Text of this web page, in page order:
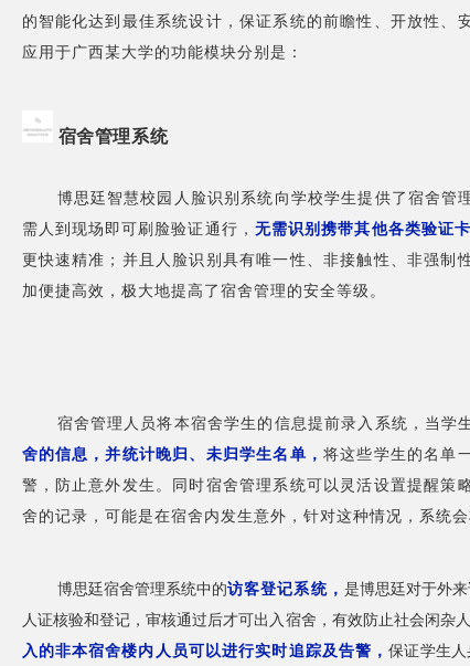
的智能化达到最佳系统设计，保证系统的前瞻性、开放性、
应用于广西某大学的功能模块分别是：
宿舍管理系统
博思廷智慧校园人脸识别系统向学校学生提供了宿舍管
需人到现场即可刷脸验证通行， 无需识别携带其他各类验证
更快速精准；并且人脸识别具有唯一性、非接触性、非强制
加便捷高效，极大地提高了宿舍管理的安全等级。
宿舍管理人员将本宿舍学生的信息提前录入系统，当学
舍的信息，并统计晚归、未归学生名单，将这些学生的名单
警，防止意外发生。同时宿舍管理系统可以灵活设置提醒策
舍的记录，可能是在宿舍内发生意外，针对这种情况，系统
博思廷宿舍管理系统中的访客登记系统， 是博思廷对于外
人证核验和登记，审核通过后才可出入宿舍，有效防止社会闲杂
入的非本宿舍楼内人员可以进行实时追踪及告警，保证学生